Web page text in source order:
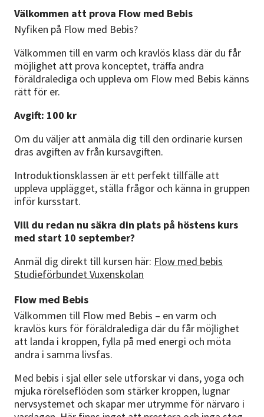
Välkommen att prova Flow med Bebis
Nyfiken på Flow med Bebis?
Välkommen till en varm och kravlös klass där du får
möjlighet att prova konceptet, träffa andra
föräldralediga och uppleva om Flow med Bebis känns
rätt för er.
Avgift: 100 kr
Om du väljer att anmäla dig till den ordinarie kursen
dras avgiften av från kursavgiften.
Introduktionsklassen är ett perfekt tillfälle att
uppleva upplägget, ställa frågor och känna in gruppen
inför kursstart.
Vill du redan nu säkra din plats på höstens kurs
med start 10 september?
Anmäl dig direkt till kursen här: Flow med bebis
Studieförbundet Vuxenskolan
Flow med Bebis
Välkommen till Flow med Bebis – en varm och
kravlös kurs för föräldralediga där du får möjlighet
att landa i kroppen, fylla på med energi och möta
andra i samma livsfas.
Med bebis i sjal eller sele utforskar vi dans, yoga och
mjuka rörelseflöden som stärker kroppen, lugnar
nervsystemet och skapar mer utrymme för närvaro i